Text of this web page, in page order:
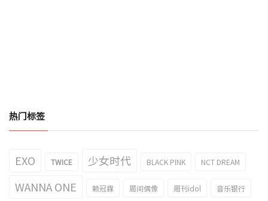
热门标签
EXO TWICE 少女时代 BLACK PINK NCT DREAM
WANNA ONE 赖冠霖 周间偶像 周刊idol 音乐银行